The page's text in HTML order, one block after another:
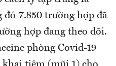
7.850 trường hợp đã
hợp đang theo dõi.
phòng Covid-19